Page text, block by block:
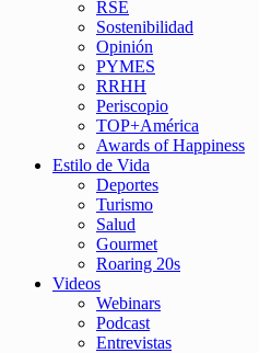
RSE
Sostenibilidad
Opinión
PYMES
RRHH
Periscopio
TOP+América
Awards of Happiness
Estilo de Vida
Deportes
Turismo
Salud
Gourmet
Roaring 20s
Videos
Webinars
Podcast
Entrevistas